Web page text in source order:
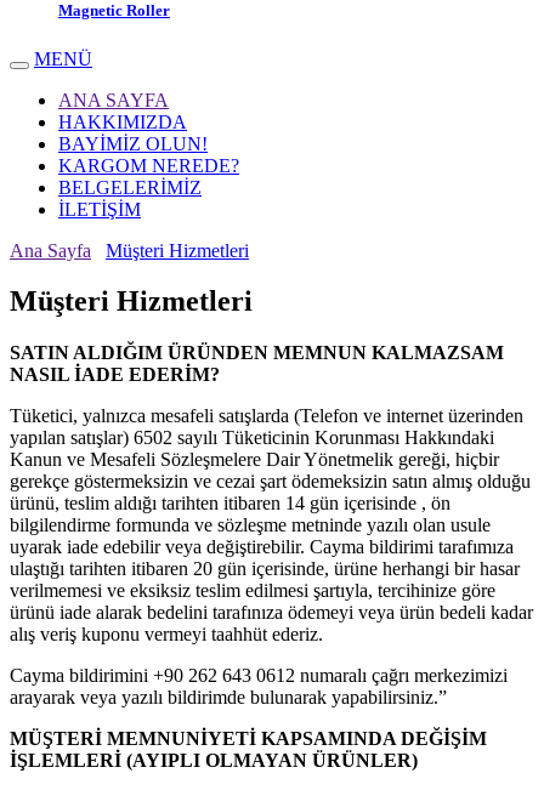
Magnetic Roller
MENÜ
ANA SAYFA
HAKKIMIZDA
BAYİMİZ OLUN!
KARGOM NEREDE?
BELGELERİMİZ
İLETİŞİM
Ana Sayfa
Müşteri Hizmetleri
Müşteri Hizmetleri
SATIN ALDIĞIM ÜRÜNDEN MEMNUN KALMAZSAM
NASIL İADE EDERİM?
Tüketici, yalnızca mesafeli satışlarda (Telefon ve internet üzerinden
yapılan satışlar) 6502 sayılı Tüketicinin Korunması Hakkındaki
Kanun ve Mesafeli Sözleşmelere Dair Yönetmelik gereği, hiçbir
gerekçe göstermeksizin ve cezai şart ödemeksizin satın almış olduğu
ürünü, teslim aldığı tarihten itibaren 14 gün içerisinde , ön
bilgilendirme formunda ve sözleşme metninde yazılı olan usule
uyarak iade edebilir veya değiştirebilir. Cayma bildirimi tarafımıza
ulaştığı tarihten itibaren 20 gün içerisinde, ürüne herhangi bir hasar
verilmemesi ve eksiksiz teslim edilmesi şartıyla, tercihinize göre
ürünü iade alarak bedelini tarafınıza ödemeyi veya ürün bedeli kadar
alış veriş kuponu vermeyi taahhüt ederiz.
Cayma bildirimini +90 262 643 0612 numaralı çağrı merkezimizi
arayarak veya yazılı bildirimde bulunarak yapabilirsiniz.”
MÜŞTERİ MEMNUNİYETİ KAPSAMINDA DEĞİŞİM
İŞLEMLERİ (AYIPLI OLMAYAN ÜRÜNLER)